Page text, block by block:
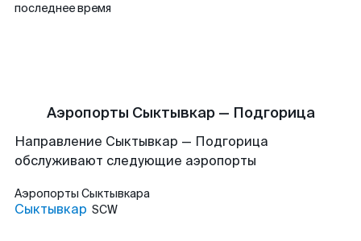
последнее время
Аэропорты Сыктывкар — Подгорица
Направление Сыктывкар — Подгорица
обслуживают следующие аэропорты
Аэропорты Сыктывкара
Сыктывкар SCW